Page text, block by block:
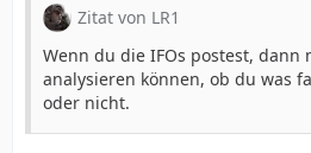
Zitat von LR1
Wenn du die IFOs postest, dann
analysieren können, ob du was
oder nicht.